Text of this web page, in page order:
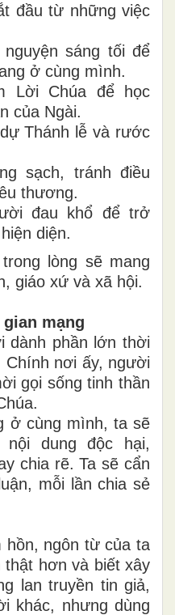
đầu từ những việc
sáng tối để
ở cùng mình.
Lời Chúa để học
của Ngài.
Thánh lễ và rước
sạch, tránh điều
thương.
đau khổ để trở
diện.
lòng sẽ mang
giáo xứ và xã hội.
mạng
dành phần lớn thời
Chính nơi ấy, người
gọi sống tinh thần
ở cùng mình, ta sẽ
dung độc hại,
chia rẽ. Ta sẽ cẩn
mỗi lần chia sẻ
hồn, ngôn từ của ta
hơn và biết xây
lan truyền tin giả,
khác, nhưng dùng